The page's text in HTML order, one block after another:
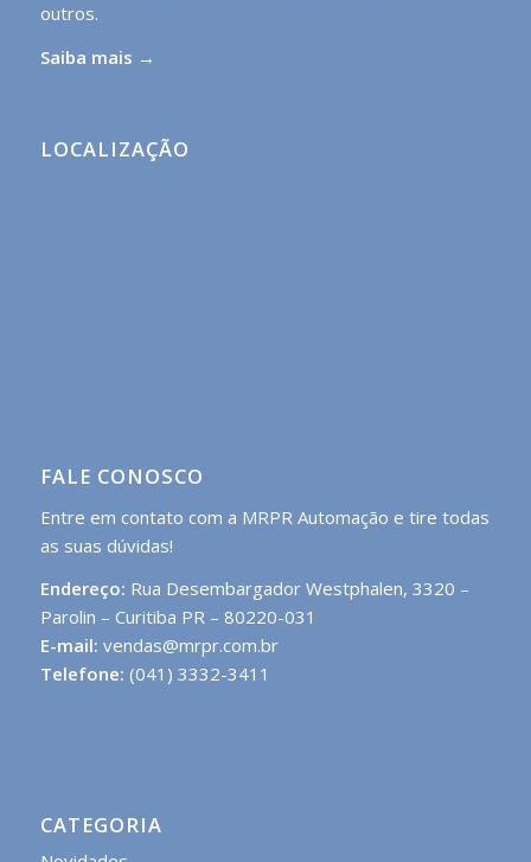
outros.
Saiba mais →
LOCALIZAÇÃO
FALE CONOSCO
Entre em contato com a MRPR Automação e tire todas
as suas dúvidas!
Endereço: Rua Desembargador Westphalen, 3320 –
Parolin – Curitiba PR – 80220-031
E-mail: vendas@mrpr.com.br
Telefone: (041) 3332-3411
CATEGORIA